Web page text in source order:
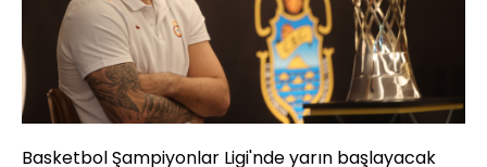
Basketbol Şampiyonlar Ligi'nde yarın başlayacak